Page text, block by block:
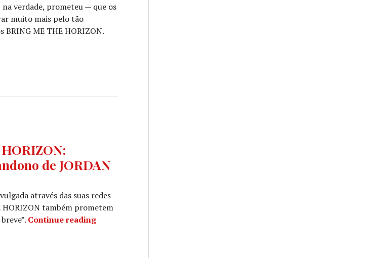
verdade, prometeu — que os
muito mais pelo tão
BRING ME THE HORIZON.
ME THE HORIZON: Novo álbum chega no Verão de 2024
de JORDAN
através das suas redes
HORIZON também prometem
Continue readingBRING ME THE HORIZON: Anunciam o abandono de JORDAN FISH